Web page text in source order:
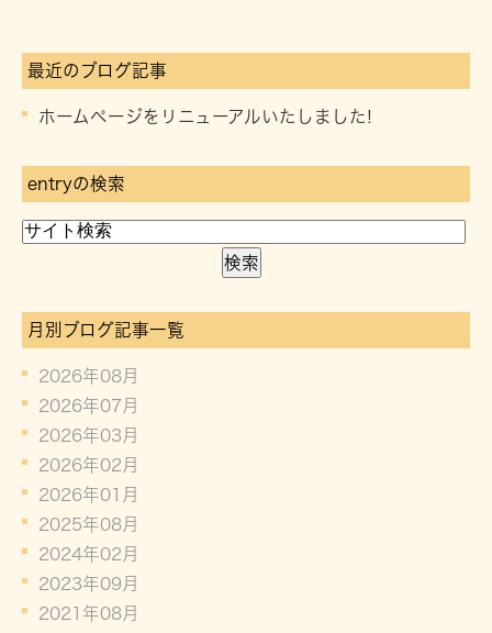
最近のブログ記事
ホームページをリニューアルいたしました!
entryの検索
月別ブログ記事一覧
2026年08月
2026年07月
2026年03月
2026年02月
2026年01月
2025年08月
2024年02月
2023年09月
2021年08月